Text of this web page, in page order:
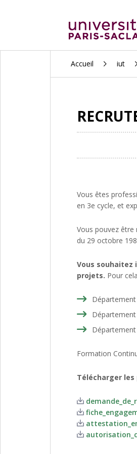
Accueil iut
Vous êtes
en 3e cycle, et
Vous pouvez
du 29 octobre
Vous souhaitez
projets. Pour
Département
Formation
Télécharger les